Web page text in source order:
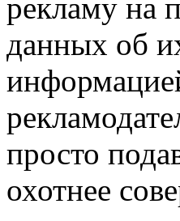
рекламу на
данных об
просто
охотнее